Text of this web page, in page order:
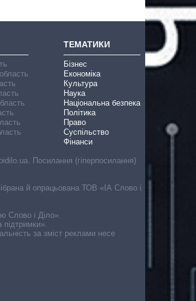
ТЕМАТИКИ
Бізнес
Економіка
Культура
Наука
Національна безпека
Політика
Право
Суспільство
Фінанси
Посилання (гіперпосилання)
й опрацьована ТОВ «ІА Слово і
Слово і Діло».
за зміст реклами несе